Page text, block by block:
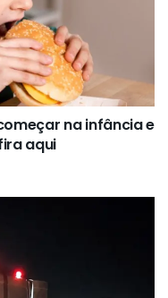
na infância e
aqui